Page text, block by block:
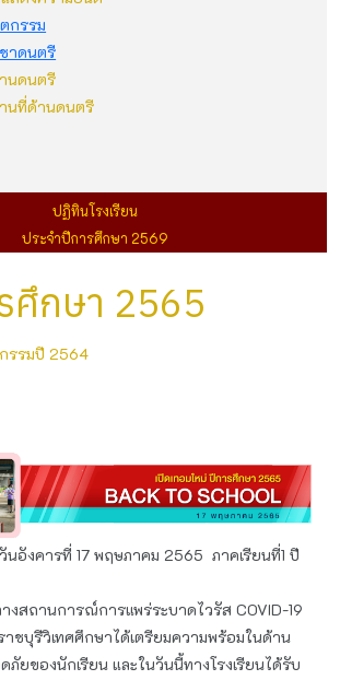
กรรม
าดนตรี
นดนตรี
นที่ด้านดนตรี
ปฏิทินโรงเรียน
ประจำปีการศึกษา 2569
ศึกษา 2565
รรมปี 2564
นอังคารที่ 17 พฤษภาคม 2565 ภาคเรียนที่1 ปี
างสถานการณ์การแพร่ระบาดไวรัส COVID-19
าชบุรีวิเทศศึกษาได้เตรียมความพร้อมในด้าน
ภัยของนักเรียน และในวันนี้ทางโรงเรียนได้รับ